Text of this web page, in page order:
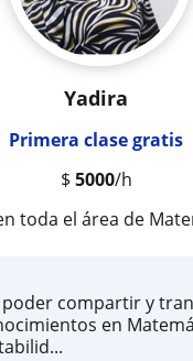
Yadira
Primera clase gratis
$ 5000/h
en toda el área de
poder compartir y
en